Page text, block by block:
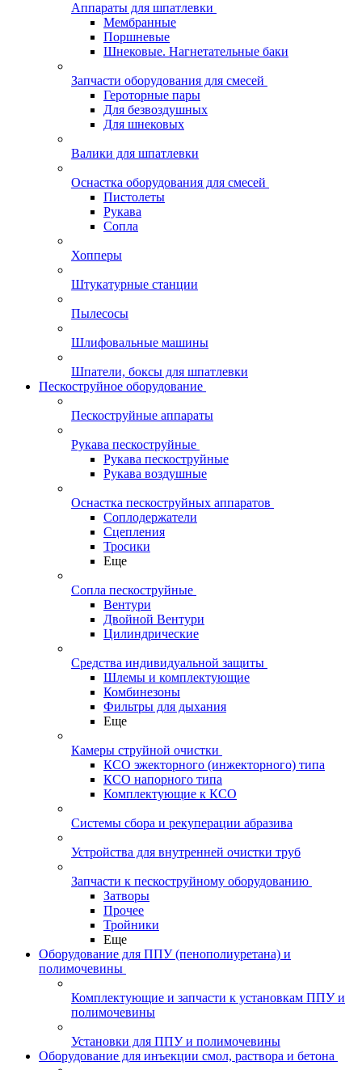
Аппараты для шпатлевки
Мембранные
Поршневые
Шнековые. Нагнетательные баки
Запчасти оборудования для смесей
Героторные пары
Для безвоздушных
Для шнековых
Валики для шпатлевки
Оснастка оборудования для смесей
Пистолеты
Рукава
Сопла
Хопперы
Штукатурные станции
Пылесосы
Шлифовальные машины
Шпатели, боксы для шпатлевки
Пескоструйное оборудование
Пескоструйные аппараты
Рукава пескоструйные
Рукава пескоструйные
Рукава воздушные
Оснастка пескоструйных аппаратов
Соплодержатели
Сцепления
Тросики
Еще
Сопла пескоструйные
Вентури
Двойной Вентури
Цилиндрические
Средства индивидуальной защиты
Шлемы и комплектующие
Комбинезоны
Фильтры для дыхания
Еще
Камеры струйной очистки
КСО эжекторного (инжекторного) типа
КСО напорного типа
Комплектующие к КСО
Системы сбора и рекуперации абразива
Устройства для внутренней очистки труб
Запчасти к пескоструйному оборудованию
Затворы
Прочее
Тройники
Еще
Оборудование для ППУ (пенополиуретана) и
полимочевины
Комплектующие и запчасти к установкам ППУ и
полимочевины
Установки для ППУ и полимочевины
Оборудование для инъекции смол, раствора и бетона